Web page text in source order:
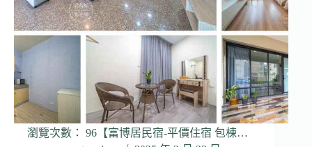
瀏覽次數： 96【富博居民宿-平價住宿 包棟…